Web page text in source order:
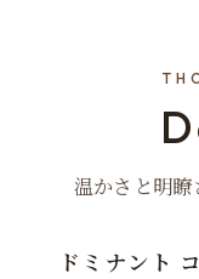
温かさと明瞭
ドミナント